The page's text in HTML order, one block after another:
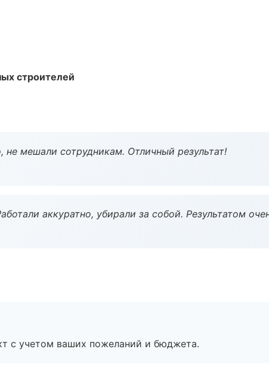
строителей
мешали сотрудникам. Отличный результат!
аккуратно, убирали за собой. Результатом
с учетом ваших пожеланий и бюджета.